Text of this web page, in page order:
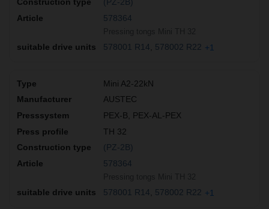
(PZ-2B)
578364
578001 R14 578002 R22 +1
Mini A2-22kN
AUSTEC
PEX-B, PEX-AL-PEX
TH 32
(PZ-2B)
578364
578001 R14 578002 R22 +1